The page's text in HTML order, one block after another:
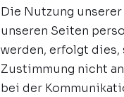
Die Nutzung
unseren Seiten
werden, erfolgt
Zustimmung nicht
bei der